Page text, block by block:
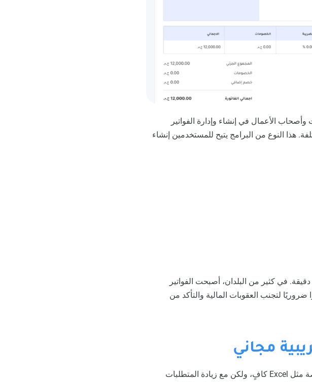
الأعمال في إنشاء وإدارة الفواتير
هذا النوع من البرامج يتيح للمستخدمين إنشاء
دقيقة. في كثير من البلدان، أصبحت الفواتير
ضروريًا لتجنب العقوبات المالية والتأكد من
مجاني
قد يعتقد البعض أن إصدار الفواتير يدويًا أو باستخدام برامج غير متخصصة مثل Excel كافٍ، ولكن مع زيادة المتطلبات